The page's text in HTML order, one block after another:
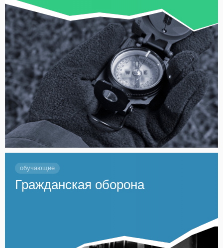
обучающие
Гражданская оборона